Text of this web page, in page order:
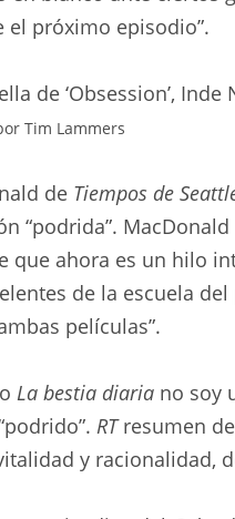
el próximo episodio”.
de ‘Obsession’,
Tim Lammers
de Tiempos de
“podrida”.
que ahora es un hilo
de la escuela
películas”.
La bestia diaria no soy
RTresumen
y racionalidad,